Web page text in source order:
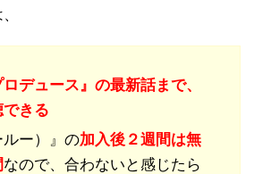
ロデュース』の最新話まで、
きる
ルー）』の加入後２週間は無
なので、合わないと感じたら